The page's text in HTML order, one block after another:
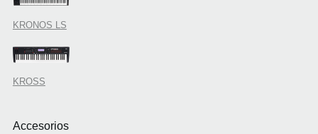
KRONOS LS
KROSS
Accesorios